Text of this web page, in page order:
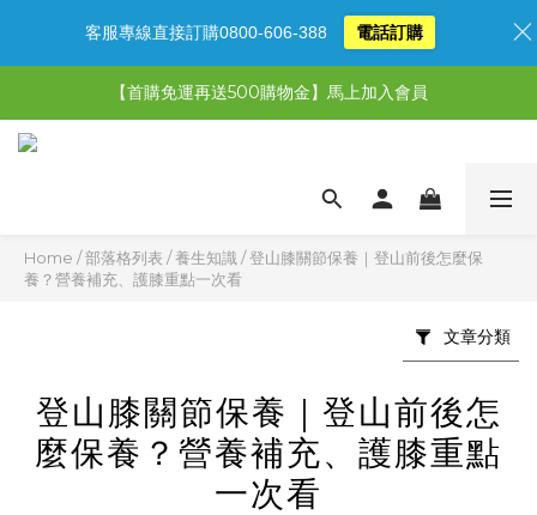
【限時特惠】全館滿1,000送500購物金！
【限時特惠】超值5選3，最高現省1,770元
【首購免運再送500購物金】馬上加入會員
Home /部落格列表 /養生知識 /登山膝關節保養｜登山前後怎麼保
養？營養補充、護膝重點一次看
文章分類
登山膝關節保養｜登山前後怎
麼保養？營養補充、護膝重點
一次看
客服專線直接訂購0800-606-388 電話訂購